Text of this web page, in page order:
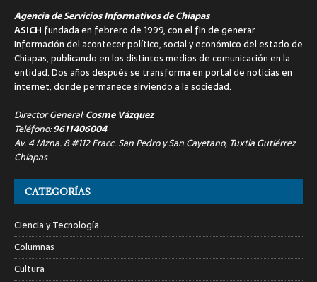
Agencia de Servicios Informativos de Chiapas
ASICH fundada en febrero de 1999, con el fin de generar
información del acontecer político, social y económico del estado de
Chiapas, publicando en los distintos medios de comunicación en la
entidad. Dos años después se transforma en portal de noticias en
internet, donde permanece sirviendo a la sociedad.
Director General:Cosme Vázquez
Teléfono:9611406004
Av. 4 Mzna. 8 #112 Fracc. San Pedro y San Cayetano, Tuxtla Gutiérrez
Chiapas
CATEGORÍAS
Ciencia y Tecnología
Columnas
Cultura